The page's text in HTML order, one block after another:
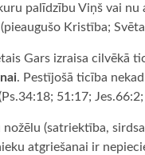
palīdzību Viņš vai nu
Kristība;
Gars izraisa cilvēkā
. Pestījošā ticība
51:17;
(satriektība,
atgriešanai ir